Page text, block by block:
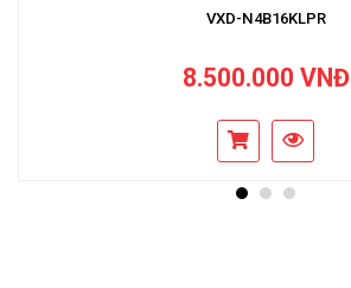
VXD-N4B16KLPR
8.500.000 VNĐ